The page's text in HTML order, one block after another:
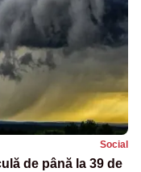
Social
de până la 39 de